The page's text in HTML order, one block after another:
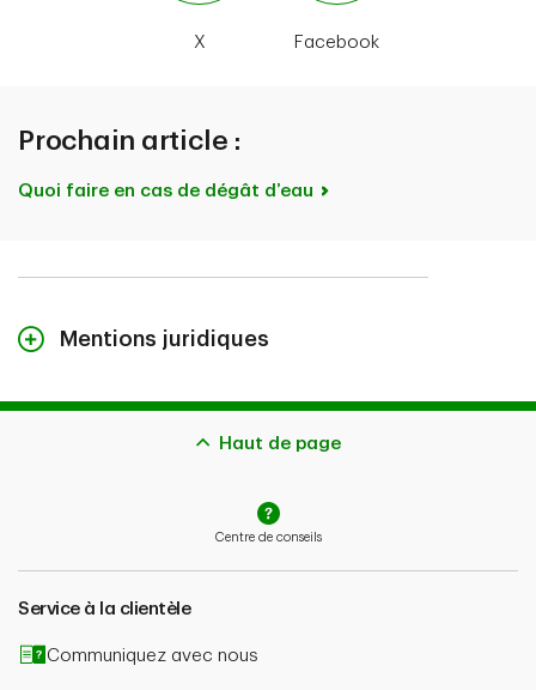
X Facebook
Prochain article :
Quoi faire en cas de dégât d’eau
Mentions juridiques
et ne constitue pas des conseils juridiques. Les
couvertures décrites aux présentes peuvent être
présentation d’une réclamation, l’indemnisation
potentielle dépend aussi de l’admissibilité de la
réclamation et du type de couverture souscrite.
En cas de contradiction entre le contenu de cette
page et le libellé de votre police, le contenu de votre
Haut de page
Centre de conseils
Service à la clientèle
Communiquez avec nous